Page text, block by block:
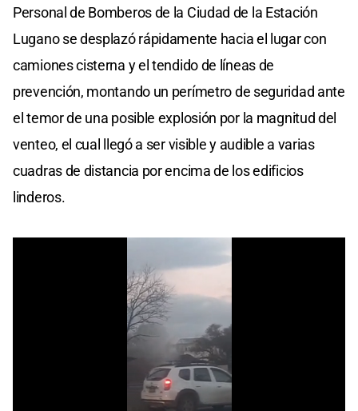
Personal de Bomberos de la Ciudad de la Estación
Lugano se desplazó rápidamente hacia el lugar con
camiones cisterna y el tendido de líneas de
prevención, montando un perímetro de seguridad ante
el temor de una posible explosión por la magnitud del
venteo, el cual llegó a ser visible y audible a varias
cuadras de distancia por encima de los edificios
linderos.